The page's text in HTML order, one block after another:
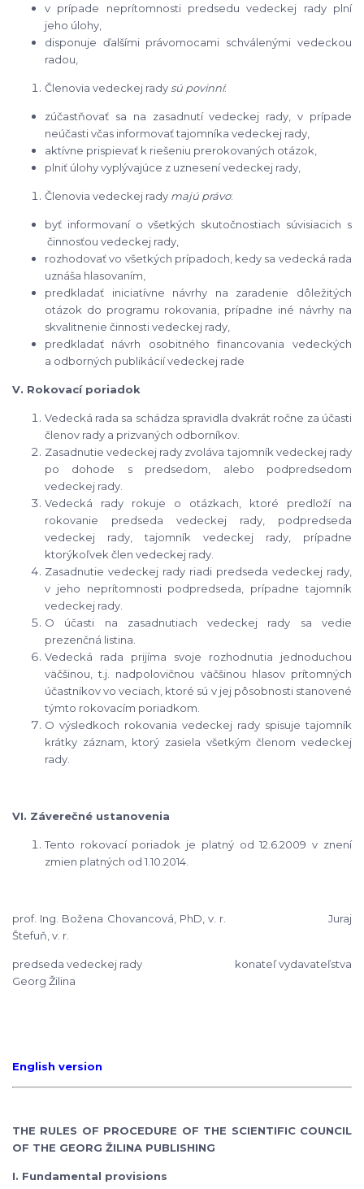
v prípade neprítomnosti predsedu vedeckej rady plní
jeho úlohy,
disponuje ďalšími právomocami schválenými vedeckou
radou,
Členovia vedeckej rady sú povinní:
zúčastňovať sa na zasadnutí vedeckej rady, v prípade
neúčasti včas informovať tajomníka vedeckej rady,
aktívne prispievať k riešeniu prerokovaných otázok,
plniť úlohy vyplývajúce z uznesení vedeckej rady,
Členovia vedeckej rady majú právo:
byť informovaní o všetkých skutočnostiach súvisiacich s
činnosťou vedeckej rady,
rozhodovať vo všetkých prípadoch, kedy sa vedecká rada
uznáša hlasovaním,
predkladať iniciatívne návrhy na zaradenie dôležitých
otázok do programu rokovania, prípadne iné návrhy na
skvalitnenie činnosti vedeckej rady,
predkladať návrh osobitného financovania vedeckých
a odborných publikácií vedeckej rade
V. Rokovací poriadok
Vedecká rada sa schádza spravidla dvakrát ročne za účasti
členov rady a prizvaných odborníkov.
Zasadnutie vedeckej rady zvoláva tajomník vedeckej rady
po dohode s predsedom, alebo podpredsedom
vedeckej rady.
Vedecká rady rokuje o otázkach, ktoré predloží na
rokovanie predseda vedeckej rady, podpredseda
vedeckej rady, tajomník vedeckej rady, prípadne
ktorýkoľvek člen vedeckej rady.
Zasadnutie vedeckej rady riadi predseda vedeckej rady,
v jeho neprítomnosti podpredseda, prípadne tajomník
vedeckej rady.
O účasti na zasadnutiach vedeckej rady sa vedie
prezenčná listina.
Vedecká rada prijíma svoje rozhodnutia jednoduchou
väčšinou, t.j. nadpolovičnou väčšinou hlasov prítomných
účastníkov vo veciach, ktoré sú v jej pôsobnosti stanovené
týmto rokovacím poriadkom.
O výsledkoch rokovania vedeckej rady spisuje tajomník
krátky záznam, ktorý zasiela všetkým členom vedeckej
rady.
VI. Záverečné ustanovenia
Tento rokovací poriadok je platný od 12.6.2009 v znení
zmien platných od 1.10.2014.
prof. Ing. Božena Chovancová, PhD, v. r. Juraj
Štefuň, v. r.
predseda vedeckej rady konateľ vydavateľstva
Georg Žilina
English version
THE RULES OF PROCEDURE OF THE SCIENTIFIC COUNCIL
OF THE GEORG ŽILINA PUBLISHING
I. Fundamental provisions